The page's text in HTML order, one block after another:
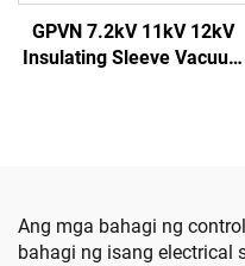
GPVN 7.2kV 11kV 12kV
Insulating Sleeve Vacuum
Ang mga bahagi ng
bahagi ng isang electrical